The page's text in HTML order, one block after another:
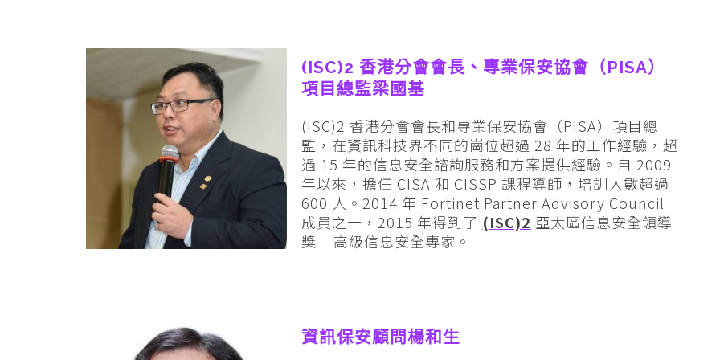
(ISC)2 香港分會會長、專業保安協會（PISA）
項目總監梁國基
(ISC)2 香港分會會長和專業保安協會（PISA）項目總
監，在資訊科技界不同的崗位超過 28 年的工作經驗，超
過 15 年的信息安全諮詢服務和方案提供經驗。自 2009
年以來，擔任 CISA 和 CISSP 課程導師，培訓人數超過
600 人。2014 年 Fortinet Partner Advisory Council
成員之一，2015 年得到了 (ISC)2 亞太區信息安全領導
獎 – 高級信息安全專家。
資訊保安顧問楊和生